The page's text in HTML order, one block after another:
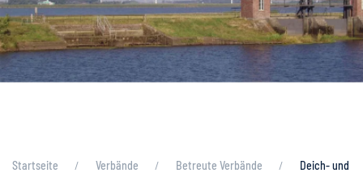
Startseite Verbände Betreute Verbände
Deich- und